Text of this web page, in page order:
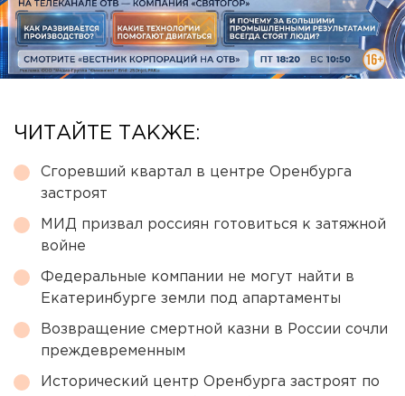
ЧИТАЙТЕ ТАКЖЕ:
Сгоревший квартал в центре Оренбурга
застроят
МИД призвал россиян готовиться к затяжной
войне
Федеральные компании не могут найти в
Екатеринбурге земли под апартаменты
Возвращение смертной казни в России сочли
преждевременным
Исторический центр Оренбурга застроят по